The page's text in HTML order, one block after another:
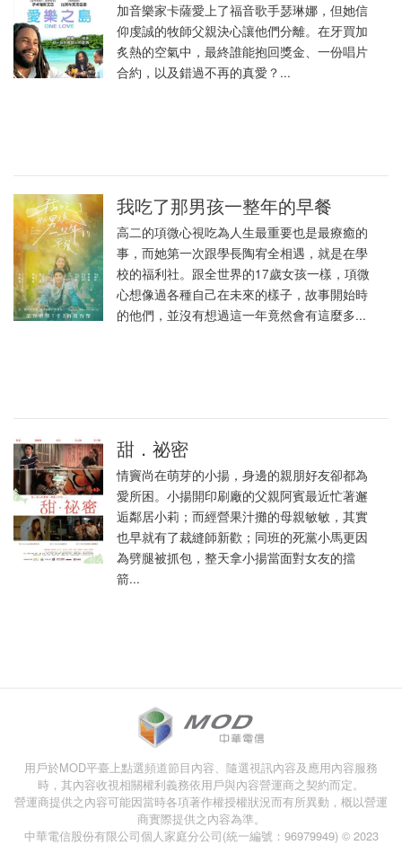
加音樂家卡薩愛上了福音歌手瑟琳娜，但她信
仰虔誠的牧師父親決心讓他們分離。在牙買加
炙熱的空氣中，最終誰能抱回獎金、一份唱片
合約，以及錯過不再的真愛？...
我吃了那男孩一整年的早餐
高二的項微心視吃為人生最重要也是最療癒的
事，而她第一次跟學長陶宥全相遇，就是在學
校的福利社。跟全世界的17歲女孩一樣，項微
心想像過各種自己在未來的樣子，故事開始時
的他們，並沒有想過這一年竟然會有這麼多...
甜．祕密
情竇尚在萌芽的小揚，身邊的親朋好友卻都為
愛所困。小揚開印刷廠的父親阿賓最近忙著邂
逅鄰居小莉；而經營果汁攤的母親敏敏，其實
也早就有了裁縫師新歡；同班的死黨小馬更因
為劈腿被抓包，整天拿小揚當面對女友的擋
箭...
用戶於MOD平臺上點選頻道節目內容、隨選視訊內容及應用內容服務
時，其內容收視相關權利義務依用戶與內容營運商之契約而定。
營運商提供之內容可能因當時各項著作權授權狀況而有所異動，概以營運
商實際提供之內容為準。
中華電信股份有限公司個人家庭分公司(統一編號：96979949) © 2023